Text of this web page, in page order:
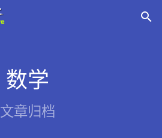

数学
文章归档